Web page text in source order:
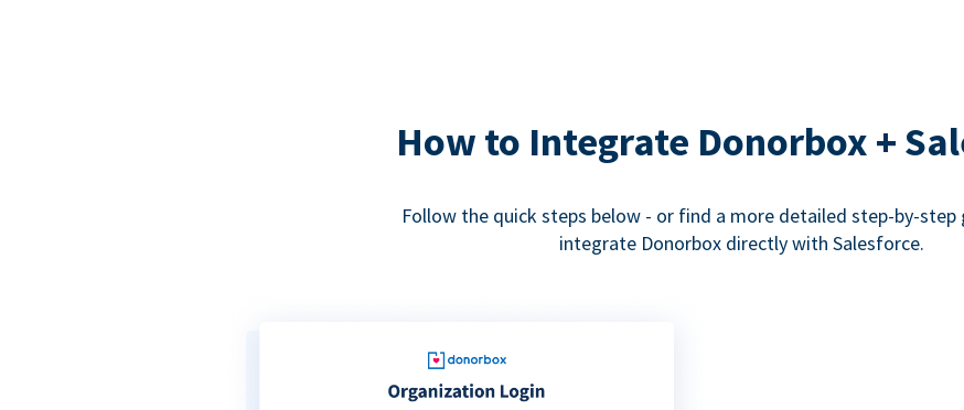
How to Integrate Donorbox +
Follow the quick steps below - or find a more detailed step-by-step
integrate Donorbox directly with Salesforce.